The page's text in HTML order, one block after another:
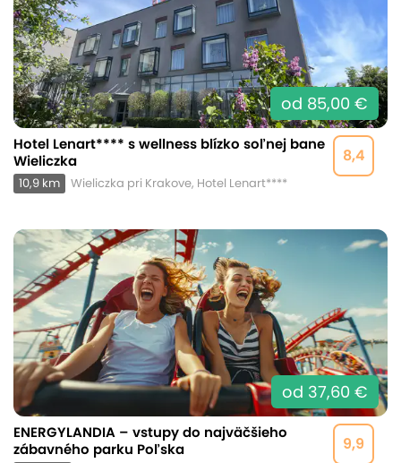
od 85,00 €
8,4
Hotel Lenart**** s wellness blízko soľnej bane
Wieliczka
10,9 km Wieliczka pri Krakove, Hotel Lenart****
od 37,60 €
9,9
ENERGYLANDIA – vstupy do najväčšieho
zábavného parku Poľska